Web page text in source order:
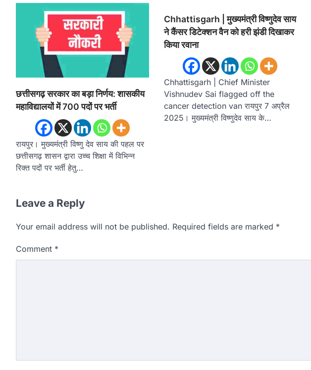
छत्तीसगढ़ सरकार का बड़ा निर्णय: शासकीय
महाविद्यालयों में 700 पदों पर भर्ती
रायपुर। मुख्यमंत्री विष्णु देव साय की पहल पर
छत्तीसगढ़ शासन द्वारा उच्च शिक्षा में विभिन्न
रिक्त पदों पर भर्ती हेतु…
Chhattisgarh | मुख्यमंत्री विष्णुदेव साय
ने कैंसर डिटेक्शन वैन को हरी झंडी दिखाकर
किया रवाना
Chhattisgarh | Chief Minister
Vishnudev Sai flagged off the
cancer detection van रायपुर 7 अप्रैल
2025। मुख्यमंत्री विष्णुदेव साय के…
Leave a Reply
Your email address will not be published. Required fields are marked *
Comment *